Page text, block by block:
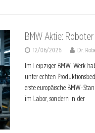
BMW Aktie:
12/06/2026 Dr.
Im Leipziger BMW-Werk
unter echten
erste europäische BMW-
im Labor, sondern in der